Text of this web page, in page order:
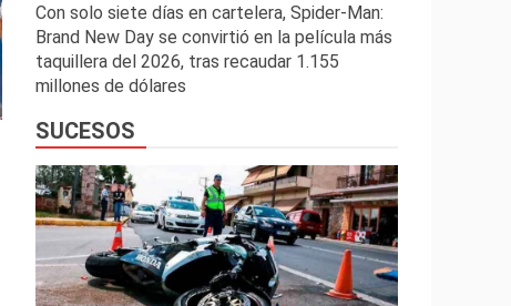
Con solo siete días en cartelera, Spider-Man:
Brand New Day se convirtió en la película más
taquillera del 2026, tras recaudar 1.155
millones de dólares
SUCESOS